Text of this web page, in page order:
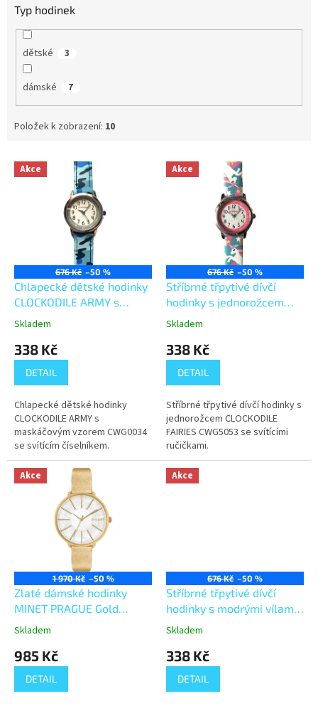
Typ hodinek
dětské 3
dámské 7
Položek k zobrazení: 10
V Akce
676 Kč –50 %
Chlapecké dětské hodinky
CLOCKODILE ARMY s
maskáčovým vzorem
Skladem
338 Kč
DETAIL
Chlapecké dětské hodinky
CLOCKODILE ARMY s
maskáčovým vzorem CWG0034
se svítícím číselníkem.
Akce
676 Kč –50 %
Stříbrné třpytivé dívčí
hodinky s jednorožcem
CLOCKODILE FAIRIES
Skladem
338 Kč
DETAIL
Stříbrné třpytivé dívčí hodinky s
jednorožcem CLOCKODILE
FAIRIES CWG5053 se svítícími
ručičkami.
Akce
1 970 Kč –50 %
Zlaté dámské hodinky
MINET PRAGUE Gold
Flower MWL5141
Skladem
985 Kč
DETAIL
Akce
676 Kč –50 %
Stříbrné třpytivé dívčí
hodinky s modrými vílami
CLOCKODILE FAIRIES
Skladem
338 Kč
DETAIL